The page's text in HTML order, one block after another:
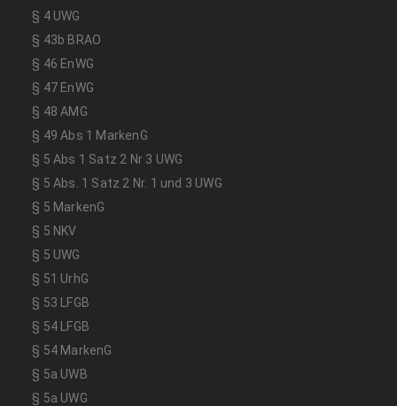
§ 4 UWG
§ 43b BRAO
§ 46 EnWG
§ 47 EnWG
§ 48 AMG
§ 49 Abs 1 MarkenG
§ 5 Abs 1 Satz 2 Nr 3 UWG
§ 5 Abs. 1 Satz 2 Nr. 1 und 3 UWG
§ 5 MarkenG
§ 5 NKV
§ 5 UWG
§ 51 UrhG
§ 53 LFGB
§ 54 LFGB
§ 54 MarkenG
§ 5a UWB
§ 5a UWG